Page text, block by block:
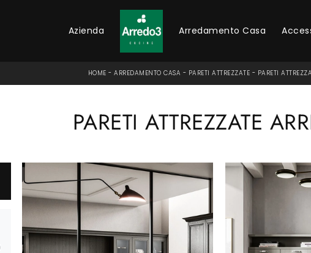
Azienda Arredamento Casa
HOME -ARREDAMENTO CASA - PARETI ATTREZZATE - PARETI
PARETI ATTREZZATE